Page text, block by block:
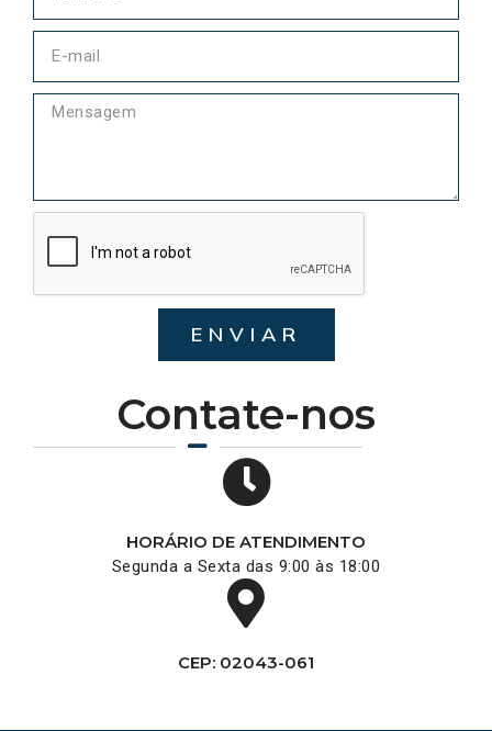
Contate-nos
HORÁRIO DE ATENDIMENTO
Segunda a Sexta das 9:00 às 18:00
CEP: 02043-061
ENVIAR